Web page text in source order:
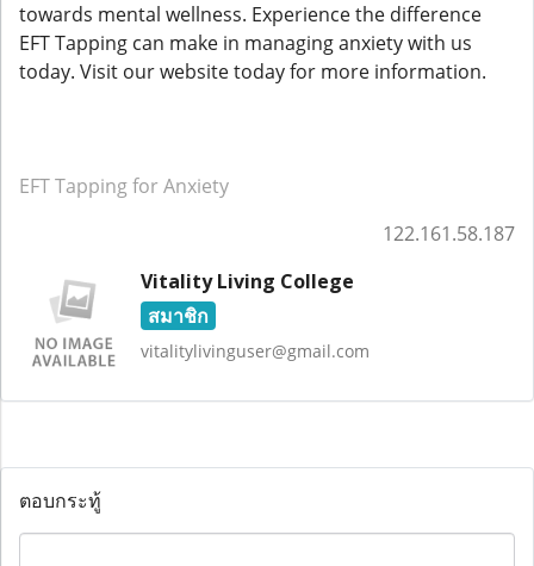
towards mental wellness. Experience the difference
EFT Tapping can make in managing anxiety with us
today. Visit our website today for more information.
EFT Tapping for Anxiety
122.161.58.187
Vitality Living College
สมาชิก
vitalitylivinguser@gmail.com
ตอบกระทู้